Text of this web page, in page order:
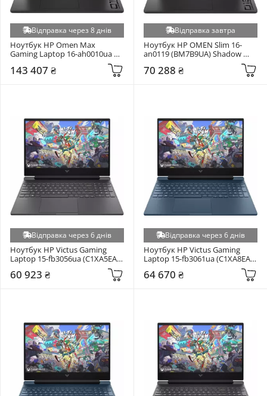
Відправка через 8 днів
Ноутбук HP Omen Max
Gaming Laptop 16-ah0010ua
143 407 ₴
Відправка завтра
Ноутбук HP OMEN Slim 16-
an0119 (BM7B9UA) Shadow
70 288 ₴
Відправка через 6 днів
Ноутбук HP Victus Gaming
Laptop 15-fb3056ua (C1XA5EA)
60 923 ₴
Відправка через 6 днів
Ноутбук HP Victus Gaming
Laptop 15-fb3061ua (C1XA8EA)
64 670 ₴